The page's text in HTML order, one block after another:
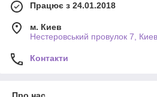
Працює з 24.01.2018
м. Киев
Нестеровський провулок 7,
Контакти